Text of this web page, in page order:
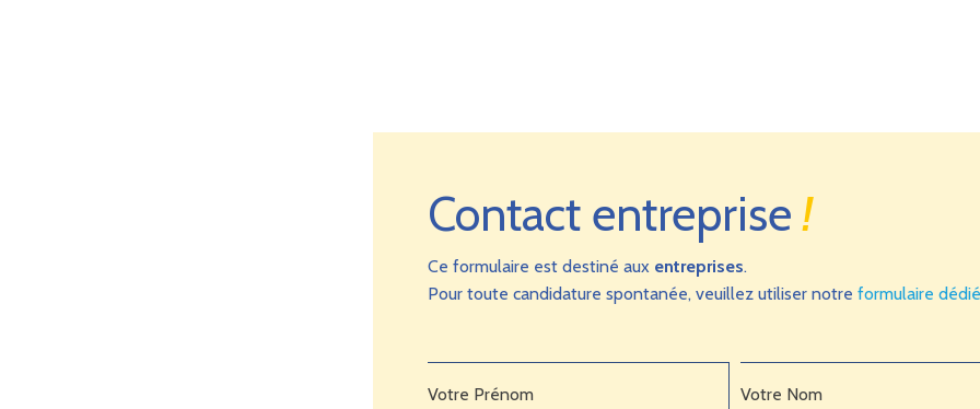
Contact entreprise!
Ce formulaire est destiné aux entreprises.
Pour toute candidature spontanée, veuillez utiliser notre formulaire dédié
Votre Prénom Votre Nom